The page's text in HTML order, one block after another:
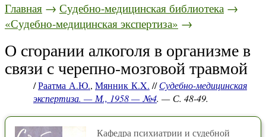
Главная → Судебно-медицинская библиотека →
«Судебно-медицинская экспертиза» →
О сгорании алкоголя в организме в
связи с черепно-мозговой травмой
/Раатма А.Ю., Мянник К.X. //Судебно-медицинская
экспертиза. — М., 1958 — №4. — С. 48-49.
Кафедра психиатрии и судебной